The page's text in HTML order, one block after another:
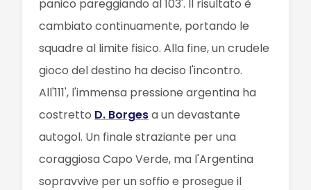
panico pareggiando al 103'. Il risultato è
cambiato continuamente, portando le
squadre al limite fisico. Alla fine, un crudele
gioco del destino ha deciso l'incontro.
All'111', l'immensa pressione argentina ha
costretto D. Borgesa un devastante
autogol. Un finale straziante per una
coraggiosa Capo Verde, ma l'Argentina
sopravvive per un soffio e prosegue il